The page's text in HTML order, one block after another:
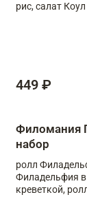
рис, салат
449 ₽
Филомания
набор
ролл
Филадельфия в
креветкой,